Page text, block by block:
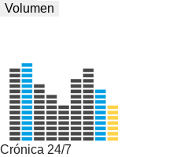
Volumen
Crónica 24/7